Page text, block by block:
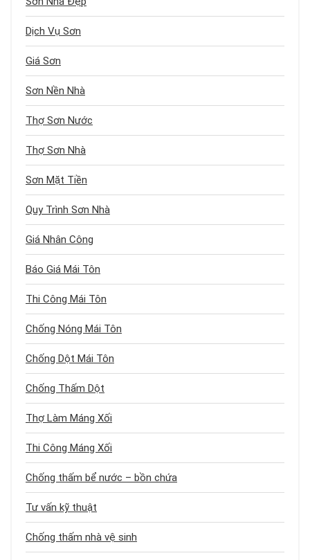
Dịch Vụ Sơn
Giá Sơn
Sơn Nền Nhà
Thợ Sơn Nước
Thợ Sơn Nhà
Sơn Mặt Tiền
Quy Trình Sơn Nhà
Giá Nhân Công
Báo Giá Mái Tôn
Thi Công Mái Tôn
Chống Nóng Mái Tôn
Chống Dột Mái Tôn
Chống Thấm Dột
Thợ Làm Máng Xối
Thi Công Máng Xối
Chống thấm bể nước – bồn chứa
Tư vấn kỹ thuật
Chống thấm nhà vệ sinh